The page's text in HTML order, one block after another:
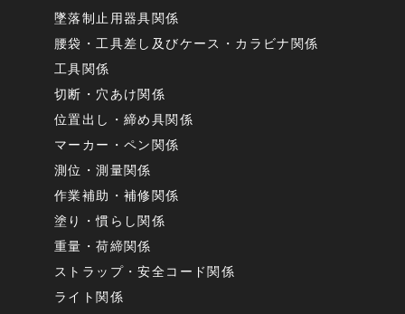
墜落制止用器具関係
腰袋・工具差し及びケース・カラビナ関係
工具関係
切断・穴あけ関係
位置出し・締め具関係
マーカー・ペン関係
測位・測量関係
作業補助・補修関係
塗り・慣らし関係
重量・荷締関係
ストラップ・安全コード関係
ライト関係